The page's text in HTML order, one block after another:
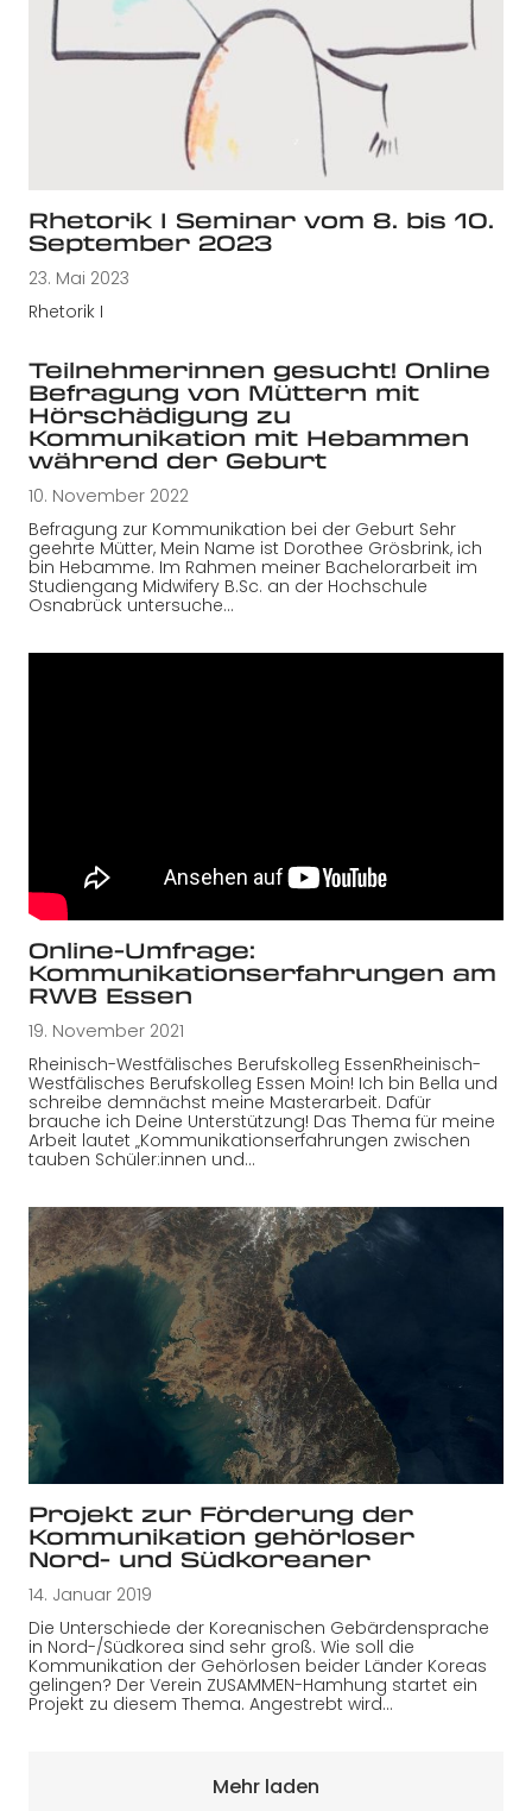
Rhetorik I Seminar vom 8. bis 10.
September 2023
23. Mai 2023
Rhetorik I
Teilnehmerinnen gesucht! Online
Befragung von Müttern mit
Hörschädigung zu
Kommunikation mit Hebammen
während der Geburt
10. November 2022
Befragung zur Kommunikation bei der Geburt Sehr
geehrte Mütter, Mein Name ist Dorothee Grösbrink, ich
bin Hebamme. Im Rahmen meiner Bachelorarbeit im
Studiengang Midwifery B.Sc. an der Hochschule
Osnabrück untersuche…
Online-Umfrage:
Kommunikationserfahrungen am
RWB Essen
19. November 2021
Rheinisch-Westfälisches Berufskolleg EssenRheinisch-
Westfälisches Berufskolleg Essen Moin! Ich bin Bella und
schreibe demnächst meine Masterarbeit. Dafür
brauche ich Deine Unterstützung! Das Thema für meine
Arbeit lautet „Kommunikationserfahrungen zwischen
tauben Schüler:innen und…
Projekt zur Förderung der
Kommunikation gehörloser
Nord- und Südkoreaner
14. Januar 2019
Die Unterschiede der Koreanischen Gebärdensprache
in Nord-/Südkorea sind sehr groß. Wie soll die
Kommunikation der Gehörlosen beider Länder Koreas
gelingen? Der Verein ZUSAMMEN-Hamhung startet ein
Projekt zu diesem Thema. Angestrebt wird…
Mehr laden